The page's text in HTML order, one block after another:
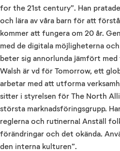
for the 21st century”. Han
och lära av våra barn för att
kommer att fungera om 20 år.
med de digitala möjligheterna
beter sig annorlunda jämfört
Walsh är vd för Tomorrow, ett
arbetar med att utforma
sitter i styrelsen för The North
största marknadsföringsgrupp.
reglerna och rutinerna! Anställ
förändringar och det okända.
den interna kulturen”.